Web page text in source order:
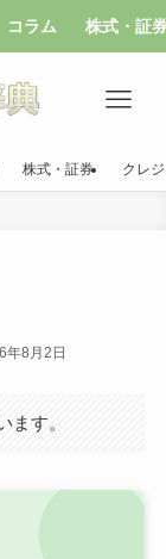
コラム 株式・証
株式・証券 クレ
年8月2日
ます。